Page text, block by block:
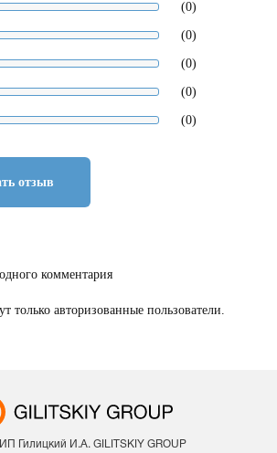
(0)
(0)
(0)
(0)
(0)
отзыв
комментария
только авторизованные пользователи.
Гилицкий И.А. GILITSKIY GROUP